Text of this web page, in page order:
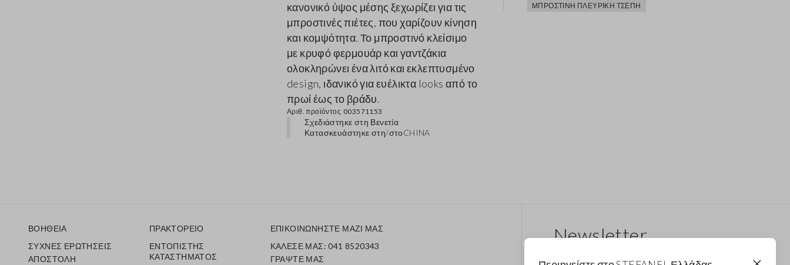
κανονικό ύψος μέσης ξεχωρίζει για τις
μπροστινές πιέτες, που χαρίζουν κίνηση
και κομψότητα. Το μπροστινό κλείσιμο
με κρυφό φερμουάρ και γαντζάκια
ολοκληρώνει ένα λιτό και εκλεπτυσμένο
design, ιδανικό για ευέλικτα looks από το
πρωί έως το βράδυ.
Αριθ. προϊόντος 003571153
Σχεδιάστηκε στη Βενετία
Κατασκευάστηκε στη/στοCHINA
ΜΠΡΟΣΤΙΝΉ ΠΛΕΥΡΙΚΉ ΤΣΈΠΗ
ΒΟΗΘΕΙΑ
ΣΥΧΝΕΣ ΕΡΩΤΗΣΕΙΣ
ΑΠΟΣΤΟΛΗ
ΠΡΑΚΤΟΡΕΙΟ
ΕΝΤΟΠΙΣΤΗΣ
ΚΑΤΑΣΤΗΜΑΤΟΣ
ΕΠΙΚΟΙΝΩΝΗΣΤΕ ΜΑΖΙ ΜΑΣ
ΚΑΛΕΣΕ ΜΑΣ: 041 8520343
ΓΡΑΨΤΕ ΜΑΣ
Newsletter